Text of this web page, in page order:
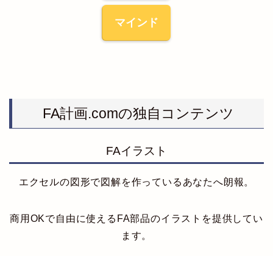
マインド
FA計画.comの独自コンテンツ
FAイラスト
エクセルの図形で図解を作っているあなたへ朗報。
商用OKで自由に使えるFA部品のイラストを提供してい
ます。